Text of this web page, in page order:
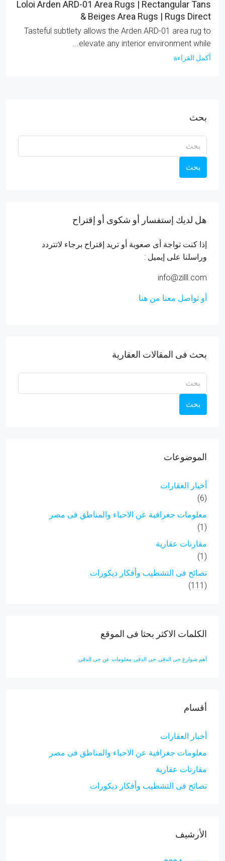
Loloi Arden ARD-01 Area Rugs | Rectangular Tans
& Beiges Area Rugs | Rugs Direct
Tasteful subtlety allows the Arden ARD-01 area rug to
elevate any interior environment while...
أكمل القراءة
بحث
بحث
هل لديك إستفسار أو شكوى أو إقتراح
إذا كنت تواجة أى صعوبة أو تريد إقتراح برجاء لاتتردد
وراسلنا على إيميل :
info@zilll.com
أو تواصل معنا من هنا
بحث فى المقالات العقارية
بحث
الموضوعات
أخبار العقارات
(6)
معلومات جغرافية عن الاحياء والمناطق فى مصر
(1)
مقارنات عقارية
(1)
نصائح فى التشطيب وأفكار ديكورات
(111)
الكلمات الاكثر بحثا فى الموقع
أهم شوارع حى الدقى حى الدقى معلومات عن حى الدقى
أقسام
أخبار العقارات
معلومات جغرافية عن الاحياء والمناطق فى مصر
مقارنات عقارية
نصائح فى التشطيب وأفكار ديكورات
الأرشيف